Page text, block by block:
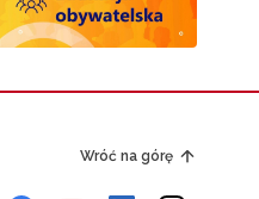
Wróć na górę